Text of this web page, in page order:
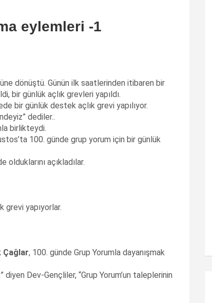
eylemleri -1
dönüştü. Günün ilk saatlerinden itibaren bir
bir günlük açlık grevleri yapıldı.
bir günlük destek açlık grevi yapılıyor.
dediler..
birlikteydi.
100. günde grup yorum için bir günlük
olduklarını açıkladılar.
grevi yapıyorlar.
Çağlar, 100. günde Grup Yorumla dayanışmak
Dev-Gençliler, “Grup Yorum’un taleplerinin